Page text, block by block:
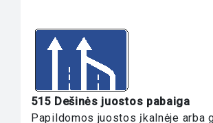
515 Dešinės juostos pabaiga
Papildomos juostos įkalnėje arba